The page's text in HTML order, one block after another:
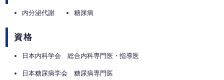
内分泌代謝 糖尿病
資格
日本内科学会 総合内科専門医・指導医
日本糖尿病学会 糖尿病専門医